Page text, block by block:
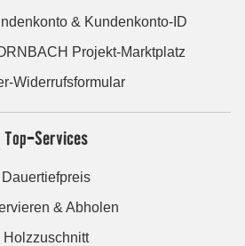
& Kundenkonto-ID
Projekt-Marktplatz
Widerrufsformular
Top-Services
Dauertiefpreis
& Abholen
Holzzuschnitt